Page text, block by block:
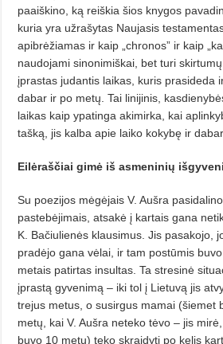
paaiškino, ką reiškia šios knygos
kuria yra užra­šytas Naujasis
apibrėžiamas ir kaip „chronos” ir kaip
naudojami sinonimiškai, bet turi
įprastas judantis laikas, kuris prasideda
dabar ir po metų. Tai lini­jinis,
laikas kaip ypatinga akimirka, kai
tašką, jis kal­ba apie laiko kokybę ir
Eilėraščiai gimė iš asmeninių
Su poezijos mėgėjais V. Aušra
pastebėjimais, atsakė į kartais gana
K. Bačiulienės klausimus. Jis pasakojo,
pradėjo gana vėlai, ir tam postūmis
metais patirtas insul­tas. Ta stresinė
įprastą gyvenimą – iki tol į Lietuvą jis
trejus metus, o susirgus mamai (šiemet
metų, kai V. Aušra neteko tėvo – jis
buvo 10 metų) teko skraidyti po ke­lis